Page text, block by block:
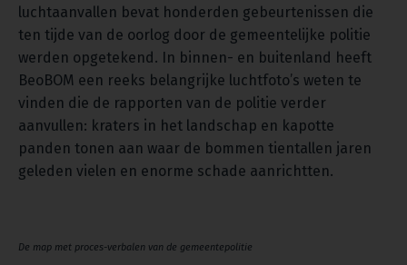
luchtaanvallen bevat honderden gebeurtenissen die
ten tijde van de oorlog door de gemeentelijke politie
werden opgetekend. In binnen- en buitenland heeft
BeoBOM een reeks belangrijke luchtfoto’s weten te
vinden die de rapporten van de politie verder
aanvullen: kraters in het landschap en kapotte
panden tonen aan waar de bommen tientallen jaren
geleden vielen en enorme schade aanrichtten.
De map met proces-verbalen van de gemeentepolitie